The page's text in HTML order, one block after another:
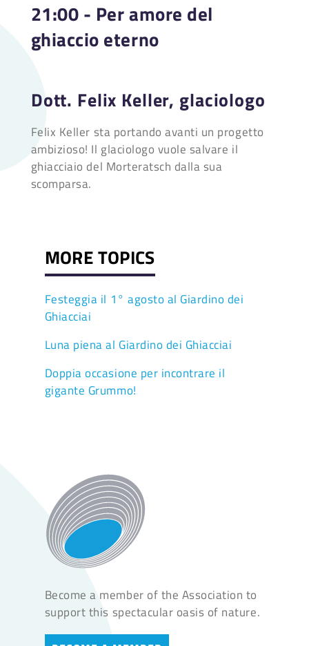
21:00 - Per amore del
ghiaccio eterno
Dott. Felix Keller, glaciologo
Felix Keller sta portando avanti un progetto
ambizioso! Il glaciologo vuole salvare il
ghiacciaio del Morteratsch dalla sua
scomparsa.
MORE TOPICS
Festeggia il 1° agosto al Giardino dei
Ghiacciai
Luna piena al Giardino dei Ghiacciai
Doppia occasione per incontrare il
gigante Grummo!
Become a member of the Association to
support this spectacular oasis of nature.